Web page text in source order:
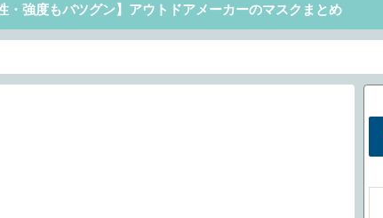
・強度もバツグン】アウトドアメーカーのマスクまとめ